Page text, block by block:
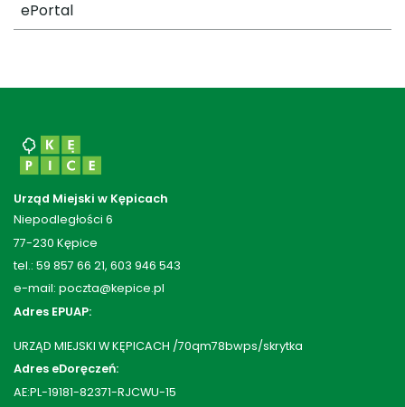
ePortal
Urząd Miejski w Kępicach
Niepodległości 6
77-230 Kępice
tel.: 59 857 66 21, 603 946 543
e-mail: poczta@kepice.pl
Adres EPUAP:
URZĄD MIEJSKI W KĘPICACH /70qm78bwps/skrytka
Adres eDoręczeń:
AE:PL-19181-82371-RJCWU-15